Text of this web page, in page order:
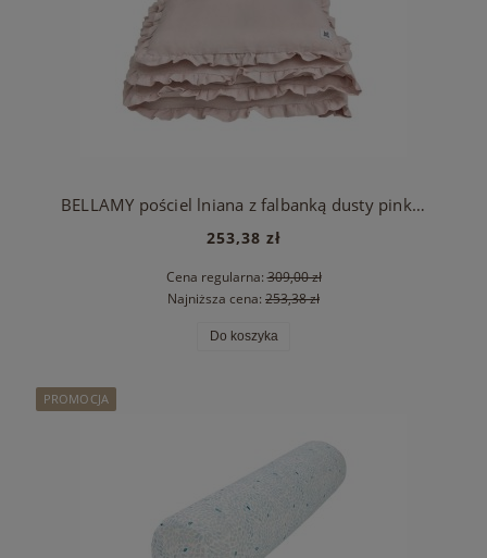
BELLAMY pościel lniana z falbanką dusty pink -M z wypełnieniem
253,38 zł
Cena regularna:309,00 zł
Najniższa cena: 253,38 zł
Do koszyka
PROMOCJA